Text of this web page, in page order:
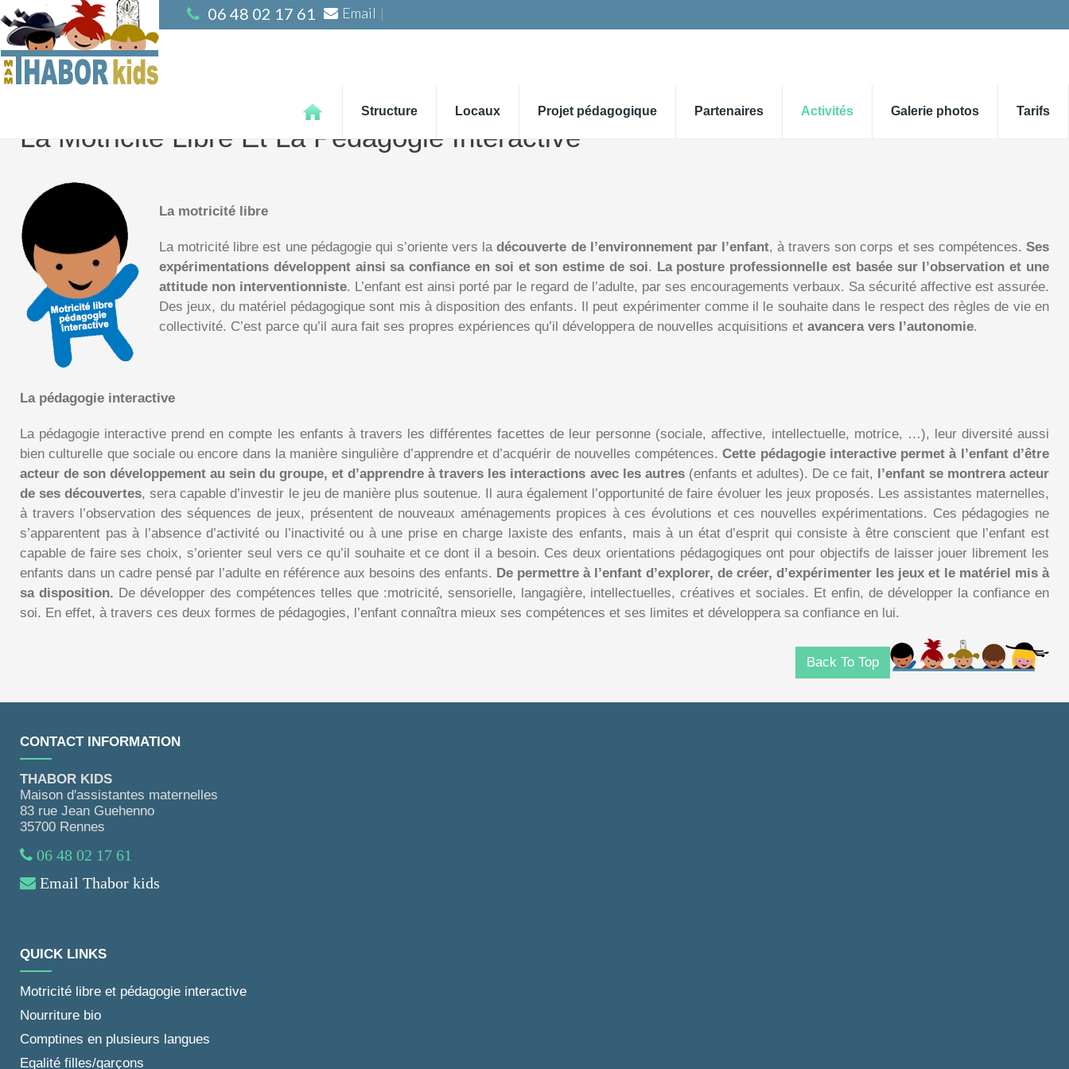
06 48 02 17 61 Email
Structure Locaux Projet pédagogique Partenaires Activités Galerie photos Tarifs
La Motricité Libre Et La Pédagogie Interactive
La motricité libre
La motricité libre est une pédagogie qui s’oriente vers ladécouverte de l’environnement par l’enfant, à travers son corps et ses compétences.Ses
expérimentations développent ainsi sa confiance en soi et son estime de soi. La posture professionnelle est basée sur l’observation et une
attitude non interventionniste. L’enfant est ainsi porté par le regard de l’adulte, par ses encouragements verbaux. Sa sécurité affective est assurée.
Des jeux, du matériel pédagogique sont mis à disposition des enfants. Il peut expérimenter comme il le souhaite dans le respect des règles de vie en
collectivité. C’est parce qu’il aura fait ses propres expériences qu’il développera de nouvelles acquisitions et avancera vers l’autonomie.
La pédagogie interactive
La pédagogie interactive prend en compte les enfants à travers les différentes facettes de leur personne (sociale, affective, intellectuelle, motrice, …), leur diversité aussi
bien culturelle que sociale ou encore dans la manière singulière d’apprendre et d’acquérir de nouvelles compétences.Cette pédagogie interactive permet à l’enfant d’être
acteur de son développement au sein du groupe, et d’apprendre à travers les interactions avec les autres(enfants et adultes). De ce fait, l’enfant se montrera acteur
de ses découvertes, sera capable d’investir le jeu de manière plus soutenue. Il aura également l’opportunité de faire évoluer les jeux proposés. Les assistantes maternelles,
à travers l’observation des séquences de jeux, présentent de nouveaux aménagements propices à ces évolutions et ces nouvelles expérimentations. Ces pédagogies ne
s’apparentent pas à l’absence d’activité ou l’inactivité ou à une prise en charge laxiste des enfants, mais à un état d’esprit qui consiste à être conscient que l’enfant est
capable de faire ses choix, s’orienter seul vers ce qu’il souhaite et ce dont il a besoin. Ces deux orientations pédagogiques ont pour objectifs de laisser jouer librement les
enfants dans un cadre pensé par l’adulte en référence aux besoins des enfants. De permettre à l’enfant d’explorer, de créer, d’expérimenter les jeux et le matériel mis à
sa disposition. De développer des compétences telles que :motricité, sensorielle, langagière, intellectuelles, créatives et sociales. Et enfin, de développer la confiance en
soi. En effet, à travers ces deux formes de pédagogies, l’enfant connaîtra mieux ses compétences et ses limites et développera sa confiance en lui.
Back To Top
CONTACT INFORMATION
THABOR KIDS
Maison d'assistantes maternelles
83 rue Jean Guehenno
35700 Rennes
06 48 02 17 61
Email Thabor kids
QUICK LINKS
Motricité libre et pédagogie interactive
Nourriture bio
Comptines en plusieurs langues
Egalité filles/garçons